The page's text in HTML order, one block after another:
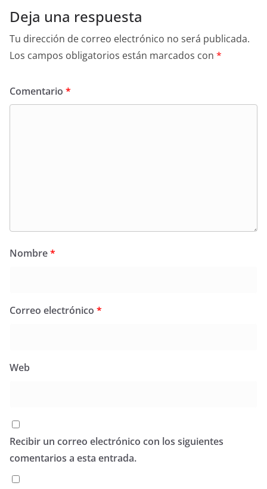
Deja una respuesta
Tu dirección de correo electrónico no será publicada.
Los campos obligatorios están marcados con *
Comentario *
Nombre*
Correo electrónico *
Web
Recibir un correo electrónico con los siguientes
comentarios a esta entrada.